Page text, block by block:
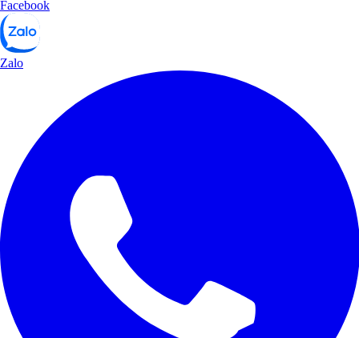
Facebook
Zalo